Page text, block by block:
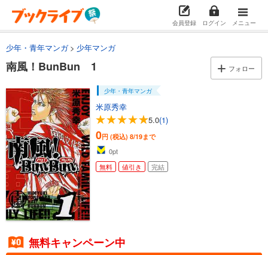
会員登録 ログイン メニュー
少年・青年マンガ 少年マンガ
南風！BunBun 1 フォロー
少年・青年マンガ
米原秀幸
5.0(1)
0円 (税込) 8/19まで
0pt
無料
値引き 完結
無料キャンペーン中